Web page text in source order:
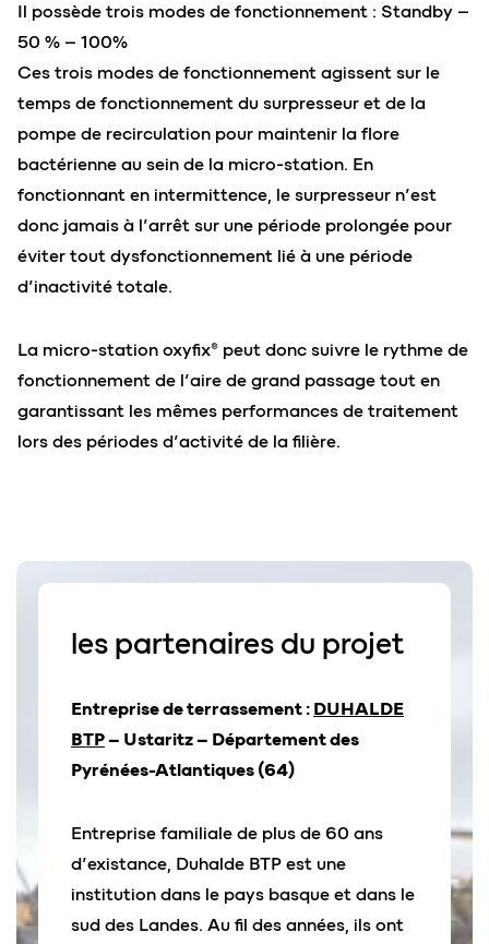
Il possède trois modes de fonctionnement : Standby –
50 % – 100%
Ces trois modes de fonctionnement agissent sur le
temps de fonctionnement du surpresseur et de la
pompe de recirculation pour maintenir la flore
bactérienne au sein de la micro-station. En
fonctionnant en intermittence, le surpresseur n’est
donc jamais à l’arrêt sur une période prolongée pour
éviter tout dysfonctionnement lié à une période
d’inactivité totale.
La micro-station oxyfix® peut donc suivre le rythme de
fonctionnement de l’aire de grand passage tout en
garantissant les mêmes performances de traitement
lors des périodes d’activité de la filière.
les partenaires du projet
Entreprise de terrassement : DUHALDE
BTP– Ustaritz – Département des
Pyrénées-Atlantiques (64)
Entreprise familiale de plus de 60 ans
d’existance, Duhalde BTP est une
institution dans le pays basque et dans le
sud des Landes. Au fil des années, ils ont